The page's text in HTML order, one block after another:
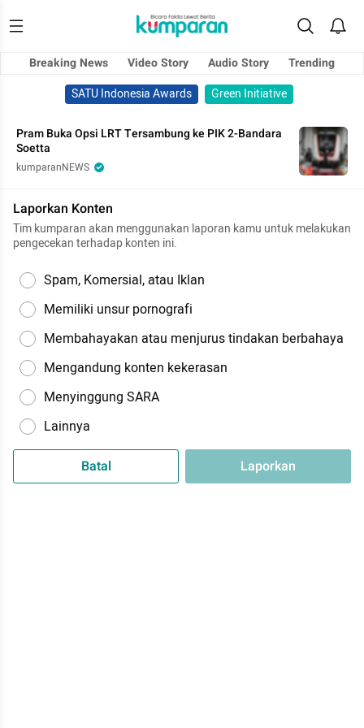
Breaking News Video Story Audio Story
Trending
SATU Indonesia Awards
Green Initiative
Pram Buka Opsi LRT Tersambung ke PIK 2-Bandara
Soetta
kumparanNEWS
Laporkan Konten
Tim kumparan akan menggunakan laporan kamu untuk melakukan
pengecekan terhadap konten ini.
Spam, Komersial, atau Iklan
Memiliki unsur pornografi
Membahayakan atau menjurus tindakan berbahaya
Mengandung konten kekerasan
Menyinggung SARA
Lainnya
Batal Laporkan